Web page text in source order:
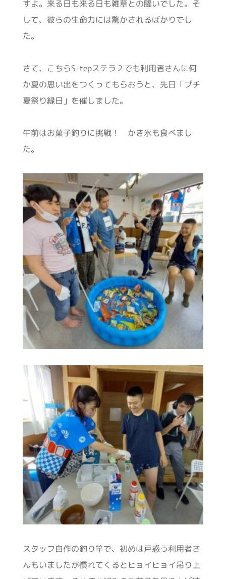
すよ。来る日も来る日も雑草との闘いでした。そ
して、彼らの生命力には驚かされるばかりでし
た。
さて、こちらS-tepステラ２でも利用者さんに何
か夏の思い出をつくってもらおうと、先日「プチ
夏祭り縁日」を催しました。
午前はお菓子釣りに挑戦！ かき氷も食べまし
た。
スタッフ自作の釣り竿で、初めは戸惑う利用者さ
んもいましたが慣れてくるとヒョイヒョイ吊り上